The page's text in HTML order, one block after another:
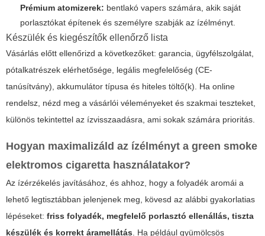
Prémium atomizerek: bentlakó vapers számára, akik saját
porlasztókat építenek és személyre szabják az ízélményt.
Készülék és kiegészítők ellenőrző lista
Vásárlás előtt ellenőrizd a következőket: garancia, ügyfélszolgálat,
pótalkatrészek elérhetősége, legális megfelelőség (CE-
tanúsítvány), akkumulátor típusa és hiteles töltő(k). Ha online
rendelsz, nézd meg a vásárlói véleményeket és szakmai teszteket,
különös tekintettel az ízvisszaadásra, ami sokak számára prioritás.
Hogyan maximalizáld az ízélményt a green smoke
elektromos cigaretta használatakor?
Az ízérzékelés javításához, és ahhoz, hogy a folyadék aromái a
lehető legtisztábban jelenjenek meg, kövesd az alábbi gyakorlatias
lépéseket: friss folyadék, megfelelő porlasztó ellenállás, tiszta
készülék és korrekt áramellátás. Ha például gyümölcsös